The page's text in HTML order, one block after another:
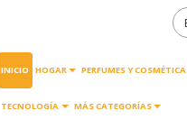
INICIO HOGAR PERFUMES Y COSMÉTICA
TECNOLOGÍA MÁS CATEGORÍAS